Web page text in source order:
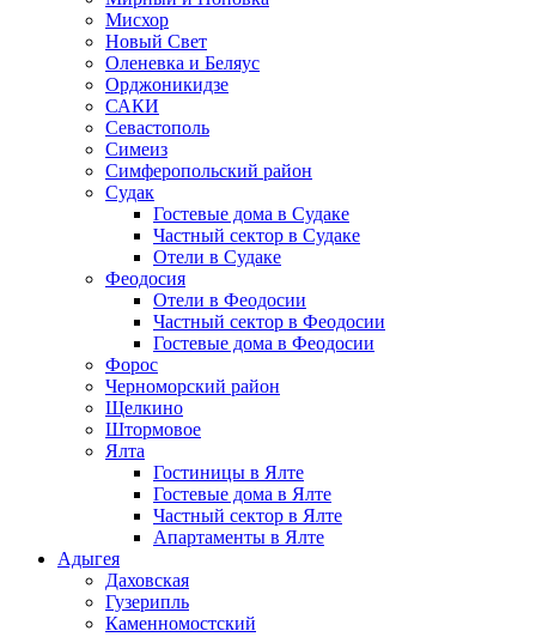
Мисхор
Новый Свет
Оленевка и Беляус
Орджоникидзе
САКИ
Севастополь
Симеиз
Симферопольский район
Судак
Гостевые дома в Судаке
Частный сектор в Судаке
Отели в Судаке
Феодосия
Отели в Феодосии
Частный сектор в Феодосии
Гостевые дома в Феодосии
Форос
Черноморский район
Щелкино
Штормовое
Ялта
Гостиницы в Ялте
Гостевые дома в Ялте
Частный сектор в Ялте
Апартаменты в Ялте
Адыгея
Даховская
Гузерипль
Каменномостский